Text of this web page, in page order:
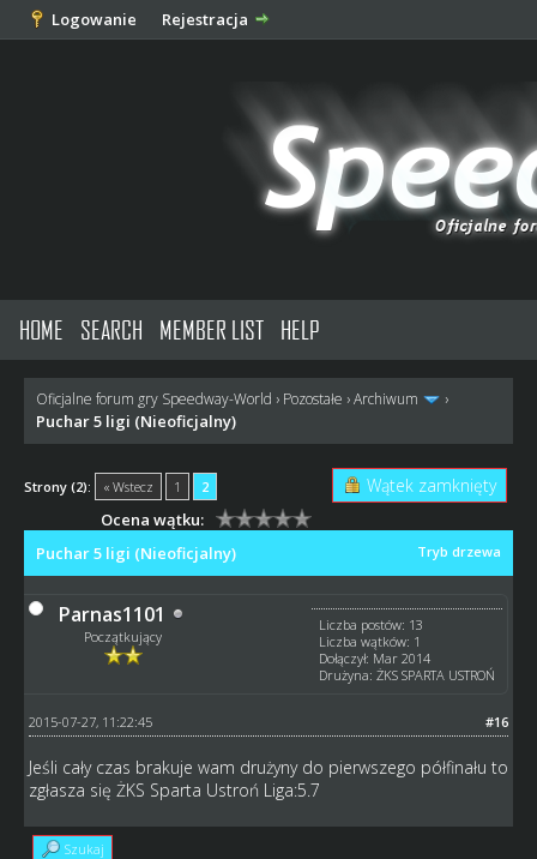
Logowanie Rejestracja
HOME SEARCH MEMBER LIST HELP
Oficjalne forum gry Speedway-World › Pozostałe ›Archiwum ›
Puchar 5 ligi (Nieoficjalny)
Strony (2): « Wstecz 1 2 Wątek zamknięty
Ocena wątku:
Tryb drzewa
Puchar 5 ligi (Nieoficjalny)
Parnas1101
Początkujący
Liczba postów: 13
Liczba wątków: 1
Dołączył: Mar 2014
Drużyna: ŻKS SPARTA USTROŃ
#16
2015-07-27, 11:22:45
Jeśli cały czas brakuje wam drużyny do pierwszego półfinału to
zgłasza się ŻKS Sparta Ustroń Liga:5.7
Szukaj